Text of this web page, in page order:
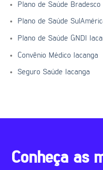
Plano de Saúde Bradesco
Plano de Saúde
Plano de Saúde GNDI
Convênio Médico Iacanga
Seguro Saúde Iacanga
Conheça as